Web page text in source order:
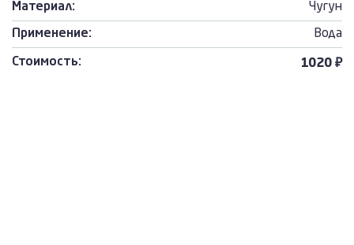
Материал: Чугун
Применение: Вода
Стоимость: 1020 ₽